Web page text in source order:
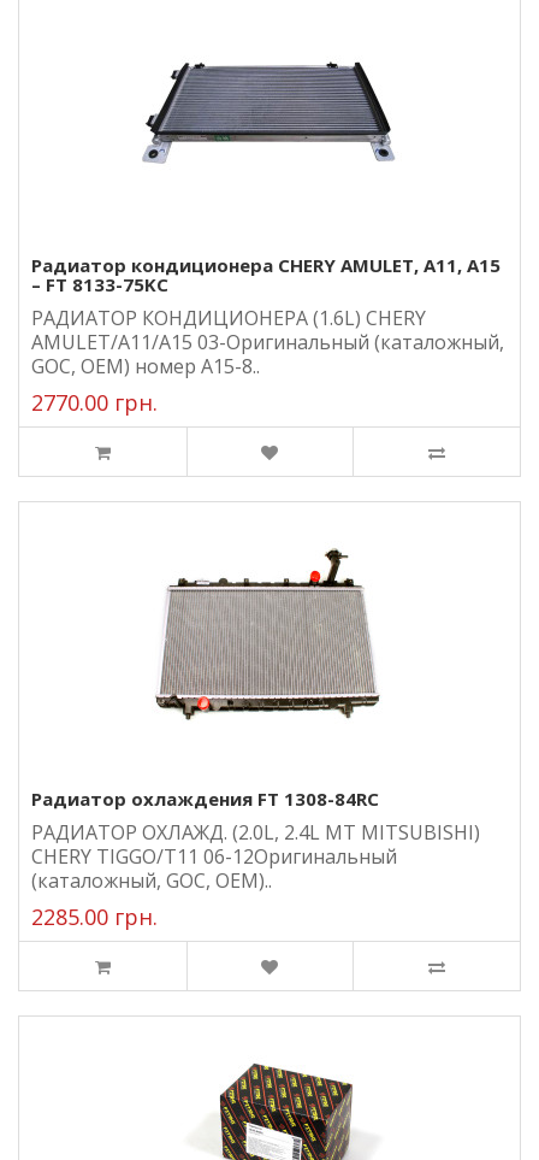
Радиатор кондиционера CHERY AMULET, A11, A15
– FT 8133-75KC
РАДИАТОР КОНДИЦИОНЕРА (1.6L) CHERY
AMULET/A11/A15 03-Оригинальный (каталожный,
GOC, ОЕМ) номер A15-8..
2770.00 грн.
Радиатор охлаждения FT 1308-84RC
РАДИАТОР ОХЛАЖД. (2.0L, 2.4L МТ MITSUBISHI)
CHERY TIGGO/T11 06-12Оригинальный
(каталожный, GOC, ОЕМ)..
2285.00 грн.